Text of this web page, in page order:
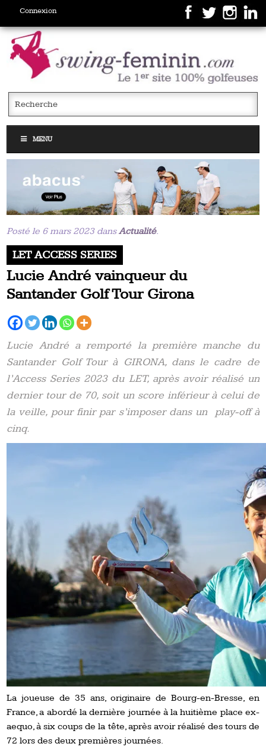
Connexion
MENU
Posté le 6 mars 2023 dansActualité.
LET ACCESS SERIES
Lucie André vainqueur du
Santander Golf Tour Girona
Lucie André a remporté la première manche du
Santander Golf Tour à GIRONA, dans le cadre de
l’Access Series 2023 du LET, après avoir réalisé un
dernier tour de 70, soit un score inférieur à celui de
la veille, pour finir par s’imposer dans un play-off à
cinq.
La joueuse de 35 ans, originaire de Bourg-en-Bresse, en
France, a abordé la dernière journée à la huitième place ex-
aequo, à six coups de la tête, après avoir réalisé des tours de
72 lors des deux premières journées.